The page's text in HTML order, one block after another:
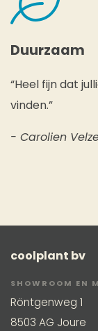
Duurzaam
“Heel fijn dat
vinden.”
- Carolien
coolplant bv
SHOWROOM EN
Röntgenweg 1
8503 AG Joure